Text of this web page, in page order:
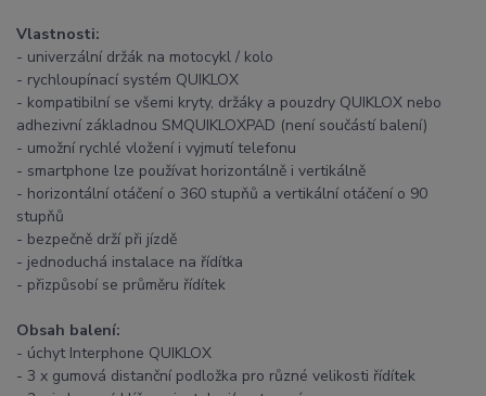
Vlastnosti:
- univerzální držák na motocykl / kolo
- rychloupínací systém QUIKLOX
- kompatibilní se všemi kryty, držáky a pouzdry QUIKLOX nebo
adhezivní základnou SMQUIKLOXPAD (není součástí balení)
- umožní rychlé vložení i vyjmutí telefonu
- smartphone lze používat horizontálně i vertikálně
- horizontální otáčení o 360 stupňů a vertikální otáčení o 90
stupňů
- bezpečně drží při jízdě
- jednoduchá instalace na řídítka
- přizpůsobí se průměru řídítek
Obsah balení:
- úchyt Interphone QUIKLOX
- 3 x gumová distanční podložka pro různé velikosti řídítek